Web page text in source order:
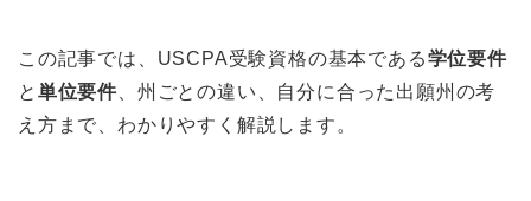
この記事では、USCPA受験資格の基本である学位要件
と 単位要件 、州ごとの違い、自分に合った出願州の考
え方まで、わかりやすく解説します。